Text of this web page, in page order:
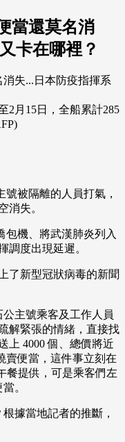
當還莫名消
卡在哪裡？
2月15日，全船累計285
被隔離的人員打氣，
消失。
包機、將武漢肺炎列入
調度出現延遲。
了新型冠狀病毒的新聞
主號乘客及工作人員
解緊張的情緒，直接找
上 4000 個、總價將近
賣便當，這件事立刻在
餐提供，可是乘客們左
。
據當地記者的推斷，